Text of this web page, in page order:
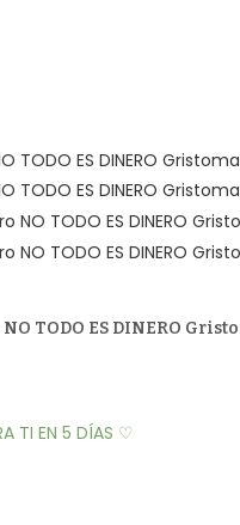
TODO ES DINERO
TI EN 5 DÍAS ♡